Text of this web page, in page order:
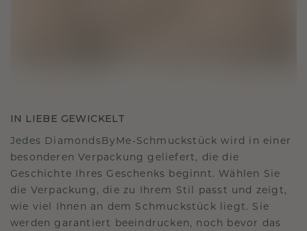
IN LIEBE GEWICKELT
Jedes DiamondsByMe-Schmuckstück wird in einer
besonderen Verpackung geliefert, die die
Geschichte Ihres Geschenks beginnt. Wählen Sie
die Verpackung, die zu Ihrem Stil passt und zeigt,
wie viel Ihnen an dem Schmuckstück liegt. Sie
werden garantiert beeindrucken, noch bevor das